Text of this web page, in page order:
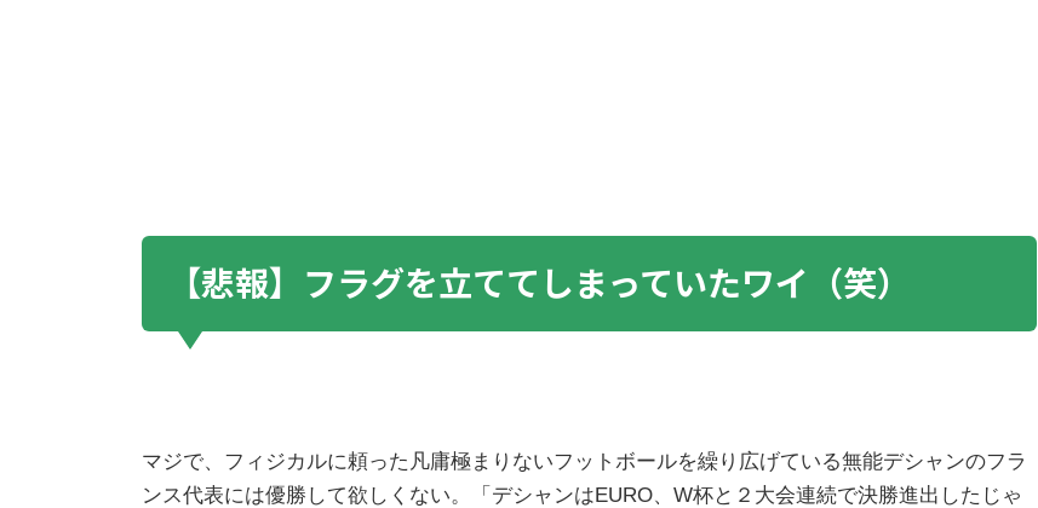
【悲報】フラグを立ててしまっていたワイ（笑）
マジで、フィジカルに頼った凡庸極まりないフットボールを繰り広げている無能デシャンのフラ
ンス代表には優勝して欲しくない。「デシャンはEURO、W杯と２大会連続で決勝進出したじゃ